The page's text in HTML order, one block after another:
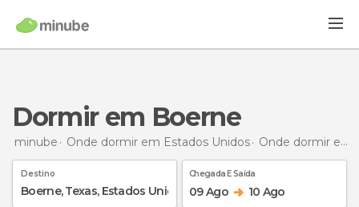
Dormir em Boerne
minube Onde dormir em Estados Unidos Onde dormir em Texas
Destino Chegada E Saída
09 Ago 10 Ago